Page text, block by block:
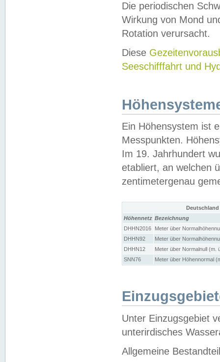
Die periodischen
Wirkung von Mond
Rotation verursacht.
Diese
Seeschifffahrt und
Ein Höhensystem ist
Messpunkten.
Im 19. Jahrhundert
etabliert, an welchen
zentimetergenau
Höhennetz Bezeichnung
DHHN2016
Meter über
DHHN92
Meter über
DHHN12
Meter über Normalnull (m.
SNN76
Meter über Höhennormal
Unter Einzugsgebiet
unterirdisches
Allgemeine